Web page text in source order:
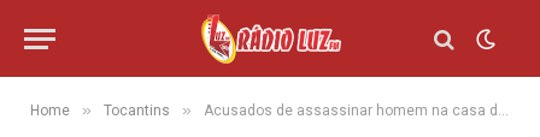
Home » Tocantins » Acusados de assassinar homem na casa da mãe dele com golpes de facão são condenados a 12 anos de prisão